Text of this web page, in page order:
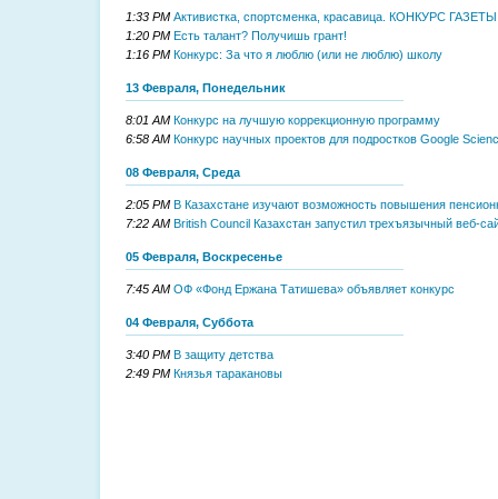
1:33 PM Активистка, спортсменка, красавица. КОНКУРС
1:20 PM Есть талант? Получишь грант!
1:16 PM Конкурс: За что я люблю (или не люблю) школу
13 Февраля, Понедельник
8:01 AM Конкурс на лучшую коррекционную программу
6:58 AM Конкурс научных проектов для подростков Google
08 Февраля, Среда
2:05 PM В Казахстане изучают возможность повышения
7:22 AM British Council Казахстан запустил трехъязычный веб-
05 Февраля, Воскресенье
7:45 AM ОФ «Фонд Ержана Татишева» объявляет конкурс
04 Февраля, Суббота
3:40 PM В защиту детства
2:49 PM Князья таракановы